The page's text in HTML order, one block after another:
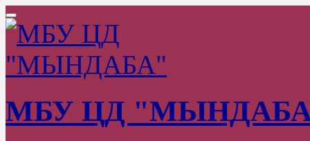
МБУ ЦД